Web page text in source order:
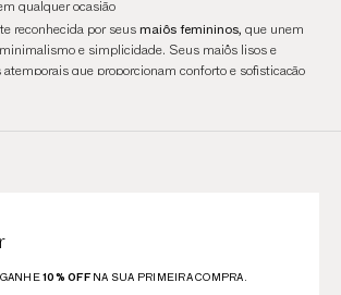
qualquer ocasião
reconhecida por seus maiôs femininos, que unem
e simplicidade. Seus maiôs lisos e
atemporais que proporcionam conforto e sofisticação
Continue lendo para descobrir como essas opções
oferecem.
ao corpo. Essas criações da Haight refletem
10% OFFNA SUA PRIMEIRA COMPRA.